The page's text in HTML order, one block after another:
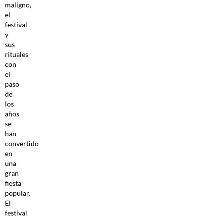
maligno,
el
festival
y
sus
rituales
con
el
paso
de
los
años
se
han
convertido
en
una
gran
fiesta
popular.
El
festival